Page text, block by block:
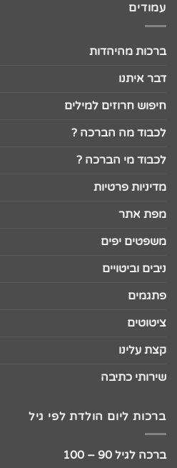
עמודים
ברכות מהיהדות
דבר איתנו
חיפוש חרוזים למילים
לכבוד מה הברכה ?
לכבוד מי הברכה ?
מדיניות פרטיות
מפת אתר
משפטים יפים
ניבים וביטויים
פתגמים
ציטוטים
קצת עלינו
שירותי כתיבה
ברכות ליום הולדת לפי גיל
ברכה לגיל 90 – 100